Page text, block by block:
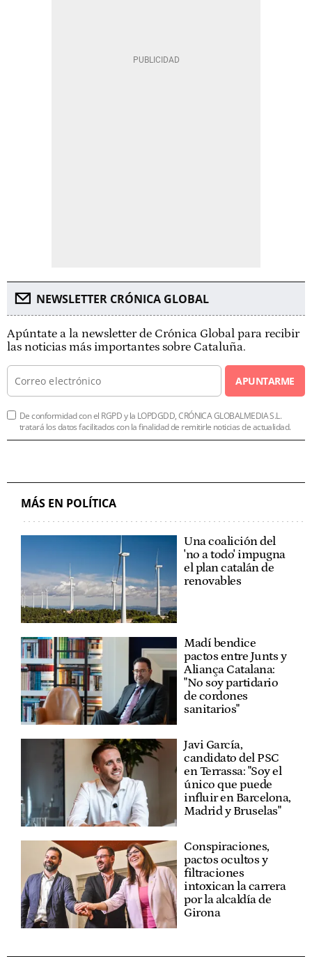
NEWSLETTER CRÓNICA GLOBAL
Apúntate a la newsletter de Crónica Global para recibir
las noticias más importantes sobre Cataluña.
APUNTARME
De conformidad con el RGPD y la LOPDGDD, CRÓNICA GLOBALMEDIA S.L.
tratará los datos facilitados con la finalidad de remitirle noticias de actualidad.
MÁS EN POLÍTICA
Una coalición del
'no a todo' impugna
el plan catalán de
renovables
Madí bendice
pactos entre Junts y
Aliança Catalana:
"No soy partidario
de cordones
sanitarios"
Javi García,
candidato del PSC
en Terrassa: "Soy el
único que puede
influir en Barcelona,
Madrid y Bruselas"
Conspiraciones,
pactos ocultos y
filtraciones
intoxican la carrera
por la alcaldía de
Girona